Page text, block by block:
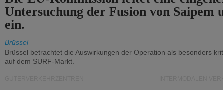
Untersuchung der Fusion von Saipem
ein.
Brüssel
Brüssel betrachtet die Auswirkungen der Operation als besonders
auf dem SURF-Markt.